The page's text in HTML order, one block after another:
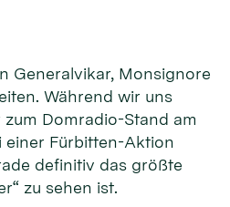
Generalvikar, Monsignore
Während wir uns
Domradio-Stand am
einer Fürbitten-Aktion
definitiv das größte
zu sehen ist.